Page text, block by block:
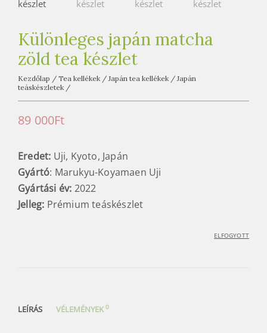
e
a
h
á
z
Különleges japán matcha
zöld tea készlet
Kezdőlap / Tea kellékek / Japán tea kellékek / Japán
teáskészletek /
89 000Ft
Eredet: Uji, Kyoto, Japán
Gyártó: Marukyu-Koyamaen Uji
Gyártási év: 2022
Jelleg: Prémium teáskészlet
ELFOGYOTT
LEÍRÁS VÉLEMÉNYEK 0